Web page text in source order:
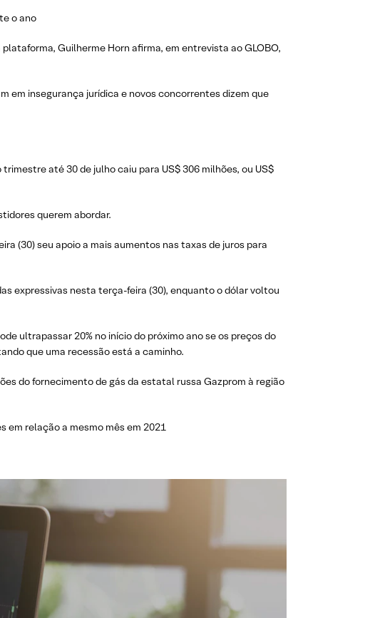
o ano
Guilherme Horn afirma, em entrevista ao GLOBO,
em insegurança jurídica e novos concorrentes dizem que
até 30 de julho caiu para US$ 306 milhões, ou US$
querem abordar.
(30) seu apoio a mais aumentos nas taxas de juros para
expressivas nesta terça-feira (30), enquanto o dólar voltou
ultrapassar 20% no início do próximo ano se os preços do
que uma recessão está a caminho.
do fornecimento de gás da estatal russa Gazprom à região
em relação a mesmo mês em 2021